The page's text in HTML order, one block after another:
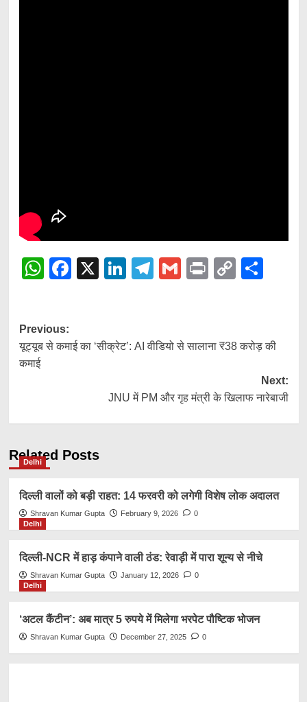
WhatsApp
Facebook
X LinkedIn
Telegram
Gmail
Print
Copy
Post
navigation
Previous:
यूट्यूब से कमाई का ‘सीक्रेट’: AI वीडियो से सालाना ₹38 करोड़ की
कमाई
Next:
JNU में PM और गृह मंत्री के खिलाफ नारेबाजी
Related Posts
Delhi
दिल्ली वालों को बड़ी राहत: 14 फरवरी को लगेगी विशेष लोक अदालत
Shravan Kumar Gupta February 9, 2026
0
Delhi
दिल्ली-NCR में हाड़ कंपाने वाली ठंड: रेवाड़ी में पारा शून्य से नीचे
Shravan Kumar Gupta January 12, 2026
0
Delhi
‘अटल कैंटीन’: अब मात्र 5 रुपये में मिलेगा भरपेट पौष्टिक भोजन
Shravan Kumar Gupta December 27, 2025 0